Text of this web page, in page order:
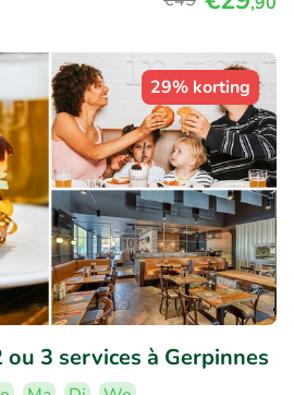
29% korting
3 services à Gerpinnes